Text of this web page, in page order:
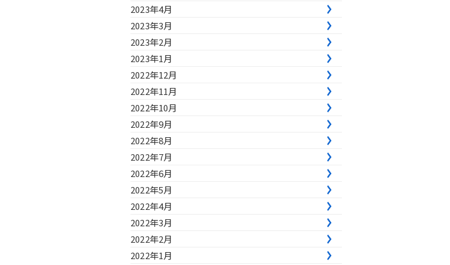
2023年4月
2023年3月
2023年2月
2023年1月
2022年12月
2022年11月
2022年10月
2022年9月
2022年8月
2022年7月
2022年6月
2022年5月
2022年4月
2022年3月
2022年2月
2022年1月